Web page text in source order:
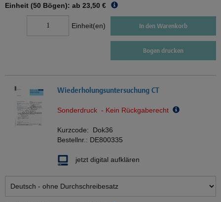
Einheit (50 Bögen): ab 23,50 €
Einheit(en) In den Warenkorb
Bogen drucken
Wiederholungsuntersuchung CT
Sonderdruck - Kein Rückgaberecht
Kurzcode: Dok36
Bestellnr.: DE800335
jetzt digital aufklären